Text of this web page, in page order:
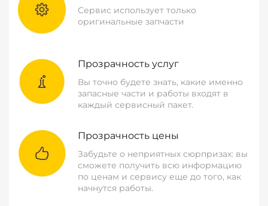
Сервис использует только
оригинальные запчасти
Прозрачность услуг
Вы точно будете знать, какие именно
запасные части и работы входят в
каждый сервисный пакет.
Прозрачность цены
Забудьте о неприятных сюрпризах: вы
сможете получить всю информацию
по ценам и сервису еще до того, как
начнутся работы.